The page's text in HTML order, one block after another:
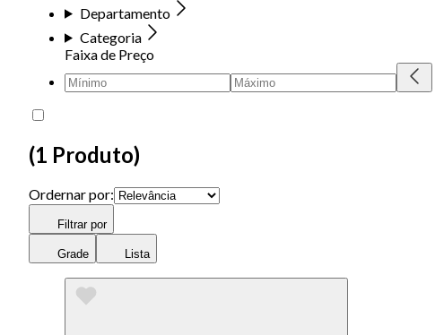
Departamento
Categoria
Faixa de Preço
(1 Produto)
Ordernar por:
Filtrar por
Grade Lista